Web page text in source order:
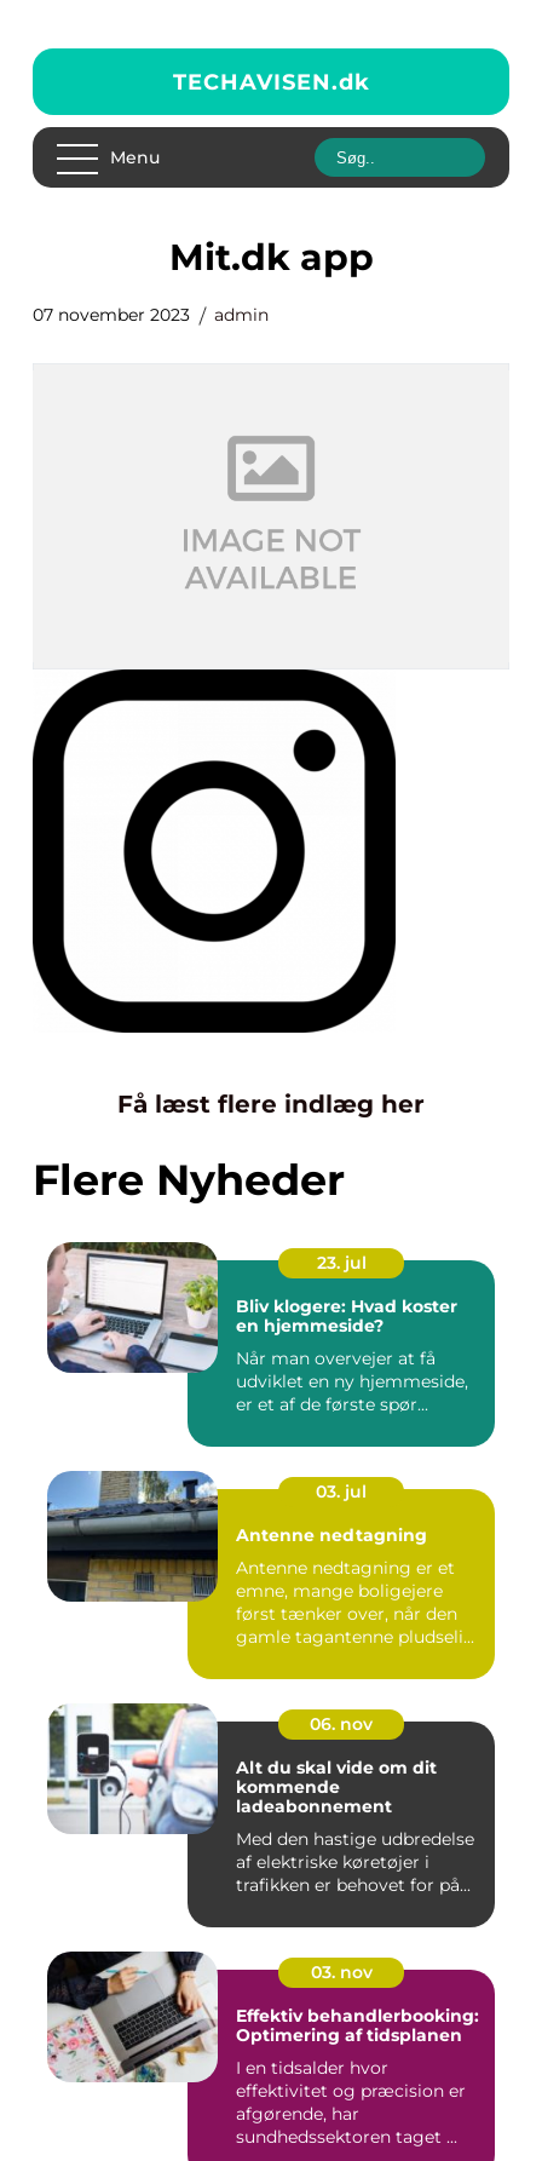
TECHAVISEN.dk
Menu
mit.dk app
07 november 2023 admin
Få læst flere indlæg her
Flere Nyheder
23. jul
Bliv klogere: Hvad koster
en hjemmeside?
Når man overvejer at få
udviklet en ny hjemmeside,
er et af de første spør...
03. jul
Antenne nedtagning
Antenne nedtagning er et
emne, mange boligejere
først tænker over, når den
gamle tagantenne pludseli...
06. nov
Alt du skal vide om dit
kommende
ladeabonnement
Med den hastige udbredelse
af elektriske køretøjer i
trafikken er behovet for på...
03. nov
Effektiv behandlerbooking:
Optimering af tidsplanen
I en tidsalder hvor
effektivitet og præcision er
afgørende, har
sundhedssektoren taget ...